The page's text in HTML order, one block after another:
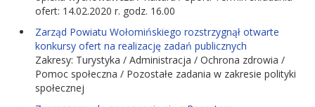
ofert: 14.02.2020 r. godz. 16.00
Zarząd Powiatu Wołomińskiego rozstrzygnął otwarte
konkursy ofert na realizację zadań publicznych
Zakresy: Turystyka / Administracja / Ochrona zdrowia /
Pomoc społeczna / Pozostałe zadania w zakresie polityki
społecznej